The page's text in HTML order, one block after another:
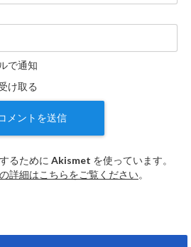
で通知
け取る
るために Akismet を使っています。
詳細はこちらをご覧ください。